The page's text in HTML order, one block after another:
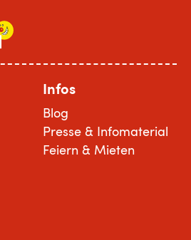
Infos
Blog
Presse & Infomaterial
Feiern & Mieten